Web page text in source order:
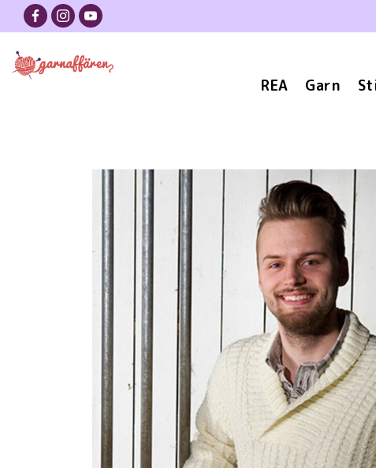
REA Garn